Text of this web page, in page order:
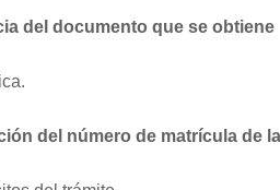
del documento que se obtiene
del número de matrícula de